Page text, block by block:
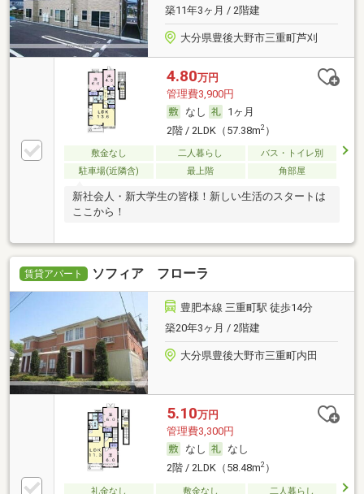
築11年3ヶ月 / 2階建
大分県豊後大野市三重町芦刈
4.80万円
管理費3,900円
なし
1ヶ月
2階 / 2LDK（57.38m2）
敷金なし 二人暮らし
バス・トイレ別
駐車場(近隣含)
最上階 角部屋
新社会人・新大学生の皆様！新しい生活のスタートは
ここから！
賃貸アパート ソフィア フローラ
豊肥本線 三重町駅 徒歩14分
築20年3ヶ月 / 2階建
大分県豊後大野市三重町内田
5.10万円
管理費3,300円
なし
なし
2階 / 2LDK（58.48m2）
礼金なし 敷金なし 二人暮らし